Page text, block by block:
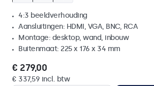
4:3 beeldverhouding
Aansluitingen: HDMI, VGA, BNC, RCA
Montage: desktop, wand, inbouw
Buitenmaat: 225 x 176 x 34 mm
€ 279,00
€ 337,59 incl. btw